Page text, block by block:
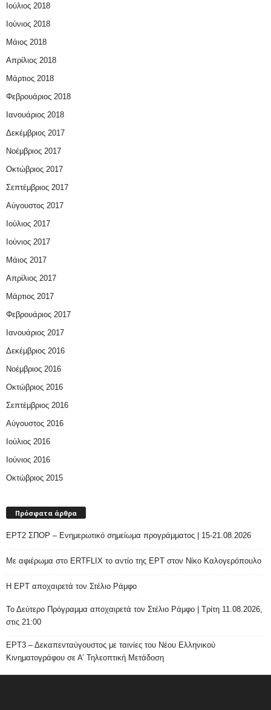
Ιούλιος 2018
Ιούνιος 2018
Μάιος 2018
Απρίλιος 2018
Μάρτιος 2018
Φεβρουάριος 2018
Ιανουάριος 2018
Δεκέμβριος 2017
Νοέμβριος 2017
Οκτώβριος 2017
Σεπτέμβριος 2017
Αύγουστος 2017
Ιούλιος 2017
Ιούνιος 2017
Μάιος 2017
Απρίλιος 2017
Μάρτιος 2017
Φεβρουάριος 2017
Ιανουάριος 2017
Δεκέμβριος 2016
Νοέμβριος 2016
Οκτώβριος 2016
Σεπτέμβριος 2016
Αύγουστος 2016
Ιούλιος 2016
Ιούνιος 2016
Οκτώβριος 2015
Πρόσφατα άρθρα
ΕΡΤ2 ΣΠΟΡ – Ενημερωτικό σημείωμα προγράμματος | 15-21.08.2026
Με αφιέρωμα στο ERTFLIX το αντίο της ΕΡΤ στον Νίκο Καλογερόπουλο
Η ΕΡΤ αποχαιρετά τον Στέλιο Ράμφο
Το Δεύτερο Πρόγραμμα αποχαιρετά τον Στέλιο Ράμφο | Τρίτη 11.08.2026,
στις 21:00
ΕΡΤ3 – Δεκαπενταύγουστος με ταινίες του Νέου Ελληνικού
Κινηματογράφου σε Α’ Τηλεοπτική Μετάδοση